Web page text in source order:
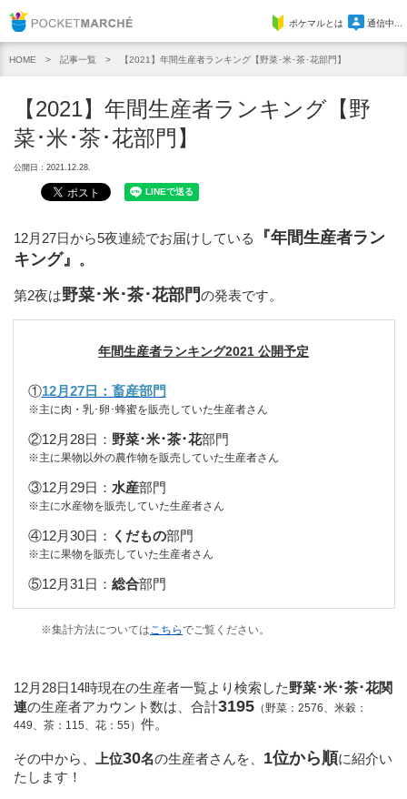
Pocket Marcheポケマルとは 通信中...
HOME 記事一覧 【2021】年間生産者ランキング【野菜･米･茶･花部門】
【2021】年間生産者ランキング【野
菜･米･茶･花部門】
公開日：2021.12.28.
12月27日から5夜連続でお届けしている
『年間生産者ラン
キング』
。
第2夜は野菜･米･茶･花部門の発表です。
年間生産者ランキング2021 公開予定
①12月27日：畜産部門
※主に肉・乳･卵･蜂蜜を販売していた生産者さん
②12月28日： 野菜･米･茶･花部門
※主に果物以外の農作物を販売していた生産者さん
③12月29日： 水産部門
※主に水産物を販売していた生産者さん
④12月30日： くだもの部門
※主に果物を販売していた生産者さん
⑤12月31日： 総合部門
※集計方法についてはこちらでご覧ください。
12月28日14時現在の生産者一覧より検索した野菜･米･茶･花関
連の生産者アカウント数は、合計3195 （野菜：2576、米穀：
449、茶：115、花：55） 件。
その中から、 上位30名の生産者さんを、 1位から順に紹介い
たします！